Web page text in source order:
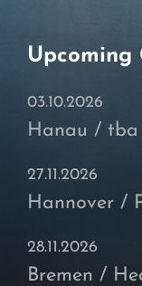
Upcoming
03.10.2026
Hanau /
27.11.2026
Hannover /
28.11.2026
Bremen /